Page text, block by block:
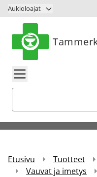
Siirry sisältöön
Aukioloajat
Etusivu Tuotteet
Vauvat ja imetys